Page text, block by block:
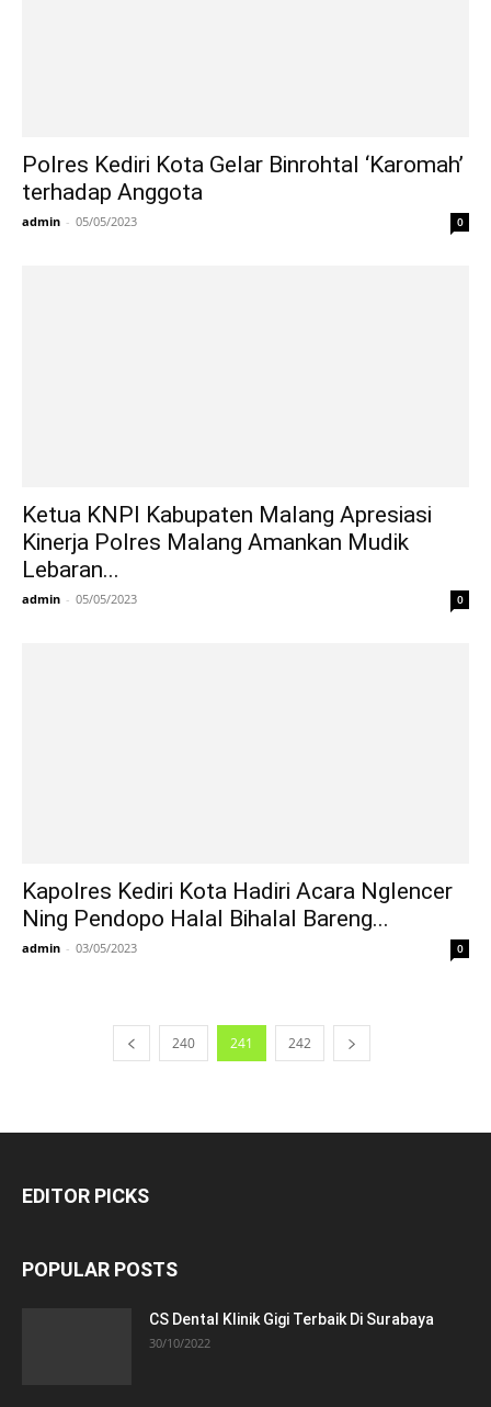
Polres Kediri Kota Gelar Binrohtal ‘Karomah’
terhadap Anggota
admin - 05/05/2023 0
Ketua KNPI Kabupaten Malang Apresiasi
Kinerja Polres Malang Amankan Mudik
Lebaran...
admin - 05/05/2023 0
Kapolres Kediri Kota Hadiri Acara Nglencer
Ning Pendopo Halal Bihalal Bareng...
admin - 03/05/2023 0
240 241 242
EDITOR PICKS
POPULAR POSTS
CS Dental Klinik Gigi Terbaik Di Surabaya
30/10/2022